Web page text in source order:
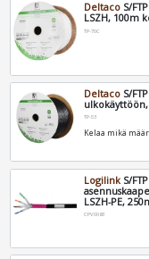
Deltaco S/
LSZH, 100m
TP-70C
Deltaco S/
ulkokäyttöön,
TP-53
Kelaa mikä
Logilink S/
LSZH-PE,
CPV0083